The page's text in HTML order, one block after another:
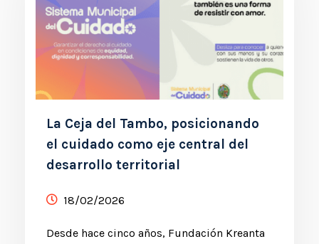
La Ceja del Tambo, posicionando
el cuidado como eje central del
desarrollo territorial
18/02/2026
Desde hace cinco años, Fundación Kreanta